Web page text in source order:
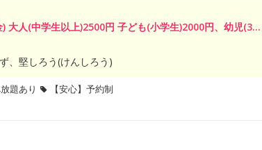
大人(中学生以上)2500円 子ども(小学生)2000円、幼児(3...
、堅しろう(けんしろう)
題あり 【安心】予約制